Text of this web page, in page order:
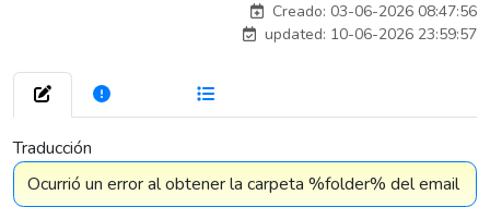
Creado: 03-06-2026 08:47:56
updated: 10-06-2026 23:59:57
Traducción